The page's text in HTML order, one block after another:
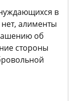
в
алименты
об
стороны